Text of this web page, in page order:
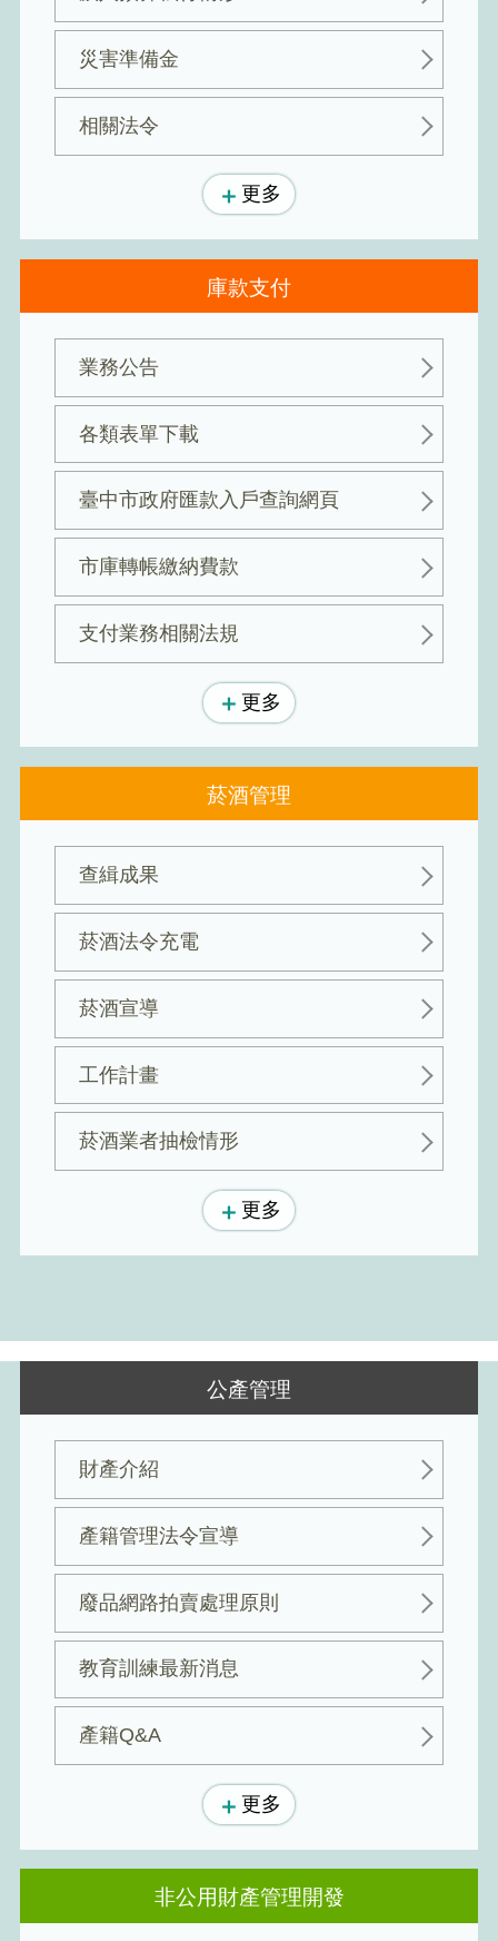
災害準備金
相關法令
更多
庫款支付
業務公告
各類表單下載
臺中市政府匯款入戶查詢網頁
市庫轉帳繳納費款
支付業務相關法規
更多
菸酒管理
查緝成果
菸酒法令充電
菸酒宣導
工作計畫
菸酒業者抽檢情形
更多
公產管理
財產介紹
產籍管理法令宣導
廢品網路拍賣處理原則
教育訓練最新消息
產籍Q&A
更多
非公用財產管理開發